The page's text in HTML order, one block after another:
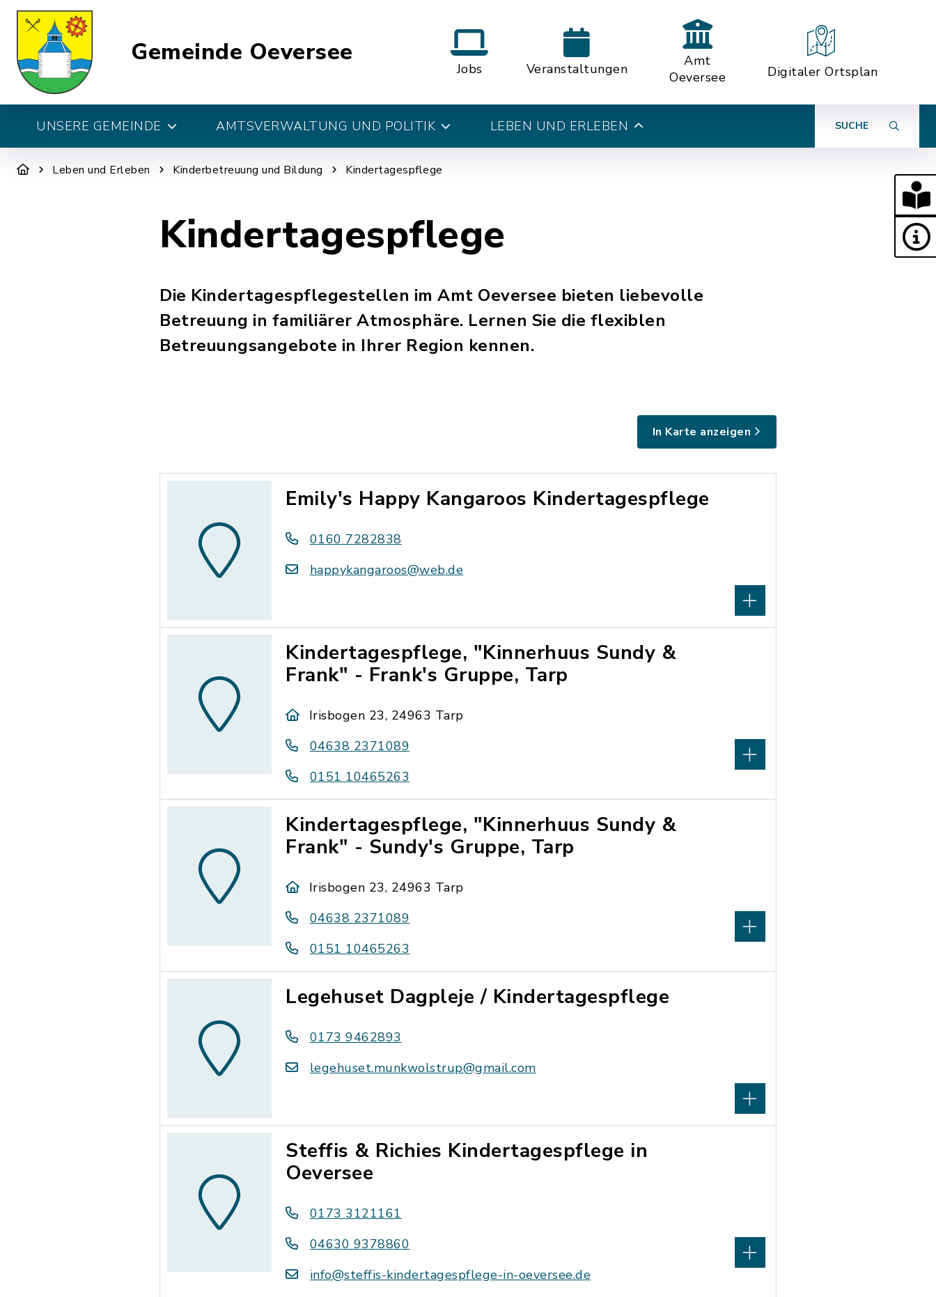
Gemeinde Oeversee
Jobs Veranstaltungen
Amt
Oeversee
Digitaler Ortsplan
UNSERE GEMEINDE AMTSVERWALTUNG UND POLITIK LEBEN UND ERLEBEN SUCHE
Leben und Erleben Kinderbetreuung und Bildung Kindertagespflege
Kindertagespflege
Die Kindertagespflegestellen im Amt Oeversee bieten liebevolle
Betreuung in familiärer Atmosphäre. Lernen Sie die flexiblen
Betreuungsangebote in Ihrer Region kennen.
In Karte anzeigen
Emily's Happy Kangaroos Kindertagespflege
0160 7282838
happykangaroos@web.de
Kindertagespflege, "Kinnerhuus Sundy &
Frank" - Frank's Gruppe, Tarp
Irisbogen 23, 24963 Tarp
04638 2371089
0151 10465263
Kindertagespflege, "Kinnerhuus Sundy &
Frank" - Sundy's Gruppe, Tarp
Irisbogen 23, 24963 Tarp
04638 2371089
0151 10465263
Legehuset Dagpleje / Kindertagespflege
0173 9462893
legehuset.munkwolstrup@gmail.com
Steffis & Richies Kindertagespflege in
Oeversee
0173 3121161
04630 9378860
info@steffis-kindertagespflege-in-oeversee.de